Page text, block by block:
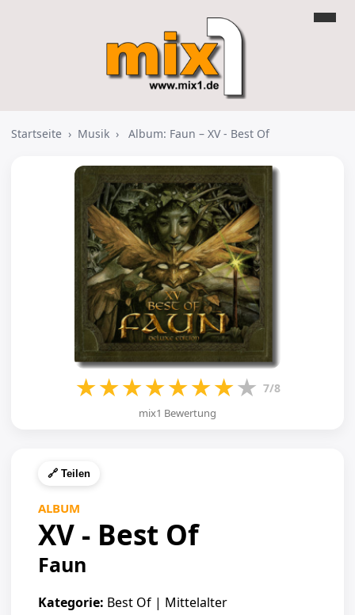
Startseite › Musik › Album: Faun – XV - Best Of
★★★★★★★★ 7/8
mix1 Bewertung
🔗 Teilen
ALBUM
XV - Best Of
Faun
Kategorie: Best Of | Mittelalter